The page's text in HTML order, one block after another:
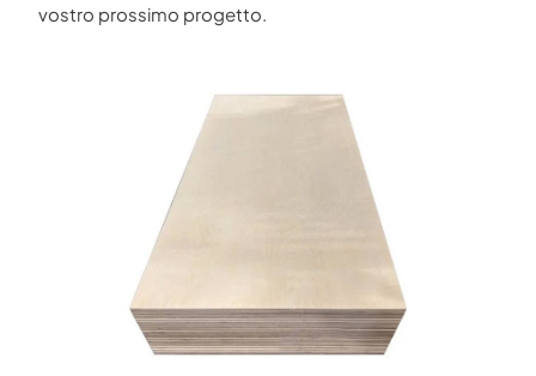
vostro prossimo progetto.